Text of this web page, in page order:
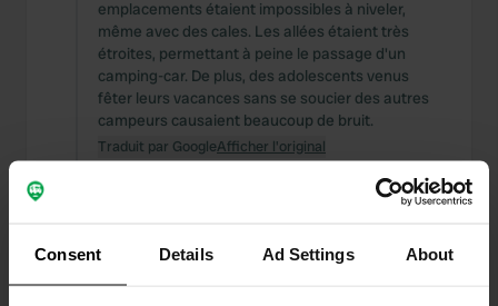
Consent Details Ad Settings About
emplacements étaient impossibles à niveler,
même avec des cales. Les allées étaient très
étroites, permettant à peine le passage d'un
camping-car. De plus, des adolescents venus
fêter leurs vacances sans se soucier des autres
campeurs causaient beaucoup de bruit.
Traduit par GoogleAfficher l'original
il y a 4